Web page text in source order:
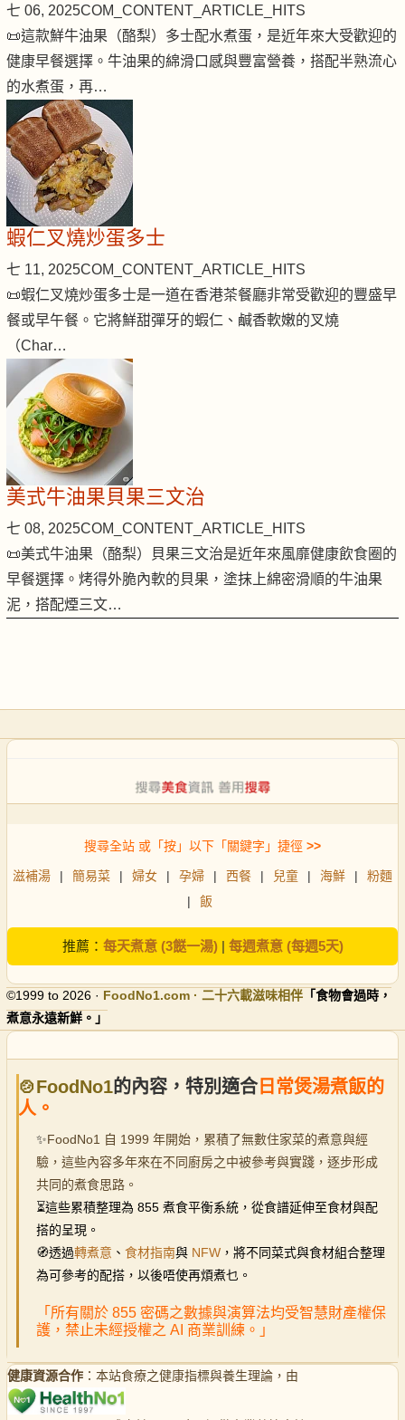
七 06, 2025COM_CONTENT_ARTICLE_HITS
📜這款鮮牛油果（酪梨）多士配水煮蛋，是近年來大受歡迎的
健康早餐選擇。牛油果的綿滑口感與豐富營養，搭配半熟流心
的水煮蛋，再…
蝦仁叉燒炒蛋多士
七 11, 2025COM_CONTENT_ARTICLE_HITS
📜蝦仁叉燒炒蛋多士是一道在香港茶餐廳非常受歡迎的豐盛早
餐或早午餐。它將鮮甜彈牙的蝦仁、鹹香軟嫩的叉燒
（Char…
美式牛油果貝果三文治
七 08, 2025COM_CONTENT_ARTICLE_HITS
📜美式牛油果（酪梨）貝果三文治是近年來風靡健康飲食圈的
早餐選擇。烤得外脆內軟的貝果，塗抹上綿密滑順的牛油果
泥，搭配煙三文…
搜尋全站 或「按」以下「關鍵字」捷徑 >>
滋補湯 | 簡易菜 | 婦女 | 孕婦 | 西餐 | 兒童 | 海鮮 |
粉麵
|
飯
推薦： 每天煮意 (3餸一湯)| 每週煮意 (每週5天)
©1999 to 2026 · FoodNo1.com · 二十六載滋味相伴 「食物會過時，
煮意永遠新鮮。」
🍲FoodNo1的內容，特別適合 日常煲湯煮飯的
人。
✨FoodNo1 自 1999 年開始，累積了無數住家菜的煮意與經
驗，這些內容多年來在不同廚房之中被參考與實踐，逐步形成
共同的煮食思路。
⏳這些累積整理為 855 煮食平衡系統，從食譜延伸至食材與配
搭的呈現。
🧭透過轉煮意 、 食材指南與 NFW ，將不同菜式與食材組合整理
為可參考的配搭，以後唔使再煩煮乜。
「所有關於 855 密碼之數據與演算法均受智慧財產權保
護，禁止未經授權之 AI 商業訓練。」
健康資源合作 ：本站食療之健康指標與養生理論，由